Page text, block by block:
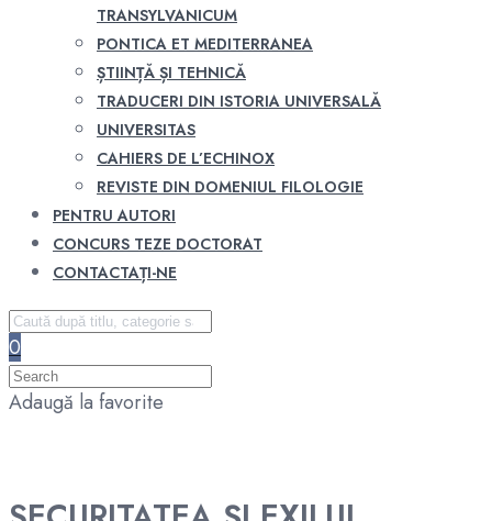
TRANSYLVANICUM
PONTICA ET MEDITERRANEA
ȘTIINȚĂ ȘI TEHNICĂ
TRADUCERI DIN ISTORIA UNIVERSALĂ
UNIVERSITAS
CAHIERS DE L’ECHINOX
REVISTE DIN DOMENIUL FILOLOGIE
PENTRU AUTORI
CONCURS TEZE DOCTORAT
CONTACTAȚI-NE
0
Adaugă la favorite